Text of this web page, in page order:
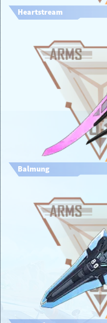
Heartstream
Balmung